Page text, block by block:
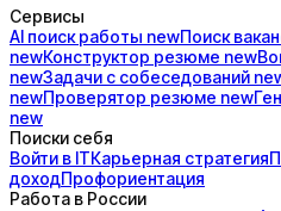
Сервисы
AI поискработы newПоиск
newКонструктор резюме new
newЗадачи с собеседований
newПроверятор резюме new
new
Поиски себя
Войти в ITКарьерная стратегия
доходПрофориентация
Работа в России